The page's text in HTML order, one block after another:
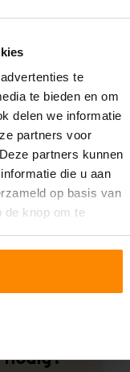
te
te bieden en om
delen we informatie
partners voor
partners kunnen
die u aan
op basis van
de knop om te